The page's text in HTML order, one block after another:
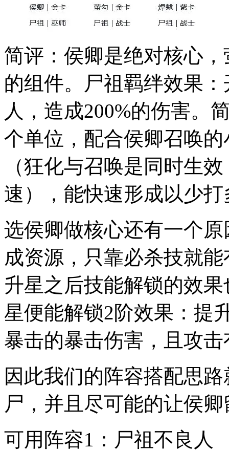
简评：侯卿是绝对核心
的组件。尸祖羁绊效果
人，造成200%的伤害。
个单位，配合侯卿召唤
（狂化与召唤是同时生
速），能快速形成以少
选侯卿做核心还有一个
成资源，只靠必杀技就
升星之后技能解锁的效
星便能解锁2阶效果：提
暴击的暴击伤害，且攻
因此我们的阵容搭配思
尸，并且尽可能的让侯
可用阵容1：尸祖不良人